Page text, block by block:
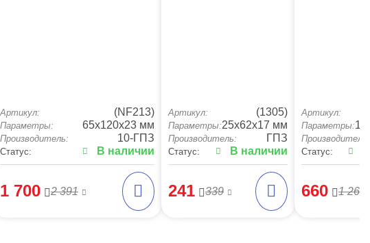
Артикул: (NF213)
Параметры: 65x120x23 мм
Производитель: 10-ГПЗ
Статус: В наличии
1 700 2 391
Артикул: (1305)
Параметры:25x62x17 мм
Производитель: ГПЗ
Статус: В наличии
241 339
Артикул:
Параметры:
Производитель:
Статус:
660 1 265